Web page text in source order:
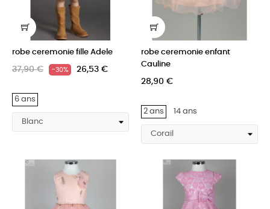
robe ceremonie fille Adele
37,90 € -30% 26,53 €
6 ans
robe ceremonie enfant
Cauline
28,90 €
2 ans 14 ans